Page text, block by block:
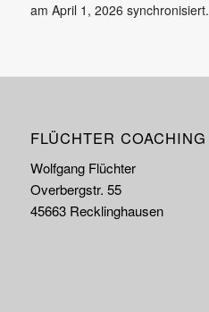
am April 1, 2026 synchronisiert.
FLÜCHTER COACHING
Wolfgang Flüchter
Overbergstr. 55
45663 Recklinghausen